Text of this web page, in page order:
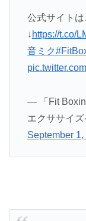
公式サイト
↓ https://t.co/
音ミク
— 「Fit
エクササイ
September 1,